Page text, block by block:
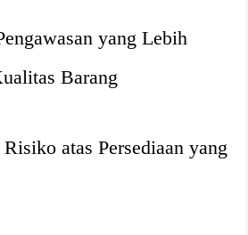
yang Lebih
Barang
atas Persediaan yang